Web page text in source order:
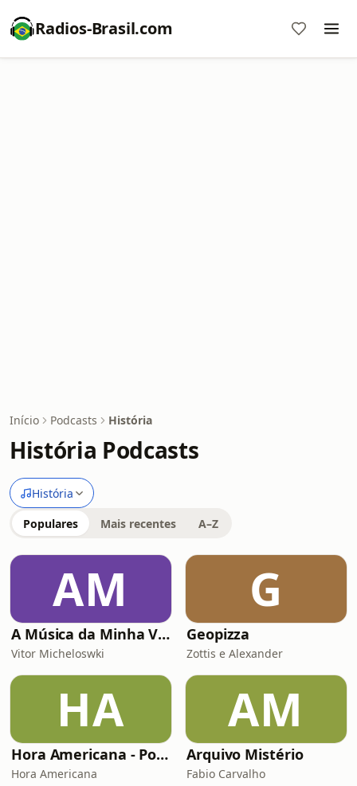
Radios-Brasil.com
Início Podcasts História
História Podcasts
História
Populares Mais recentes A–Z
AM
A Música da Minha Vida Com Renato Gaúcho
Vitor Micheloswki
G
Geopizza
Zottis e Alexander
HA
Hora Americana - Podcast de História das Américas
Hora Americana
AM
Arquivo Mistério
Fabio Carvalho